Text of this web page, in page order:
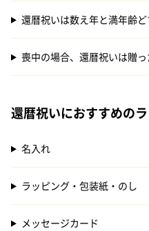
還暦祝いは数え年と満年齢
喪中の場合、還暦祝いは贈
還暦祝いにおすすめの
名入れ
ラッピング・包装紙・のし
メッセージカード